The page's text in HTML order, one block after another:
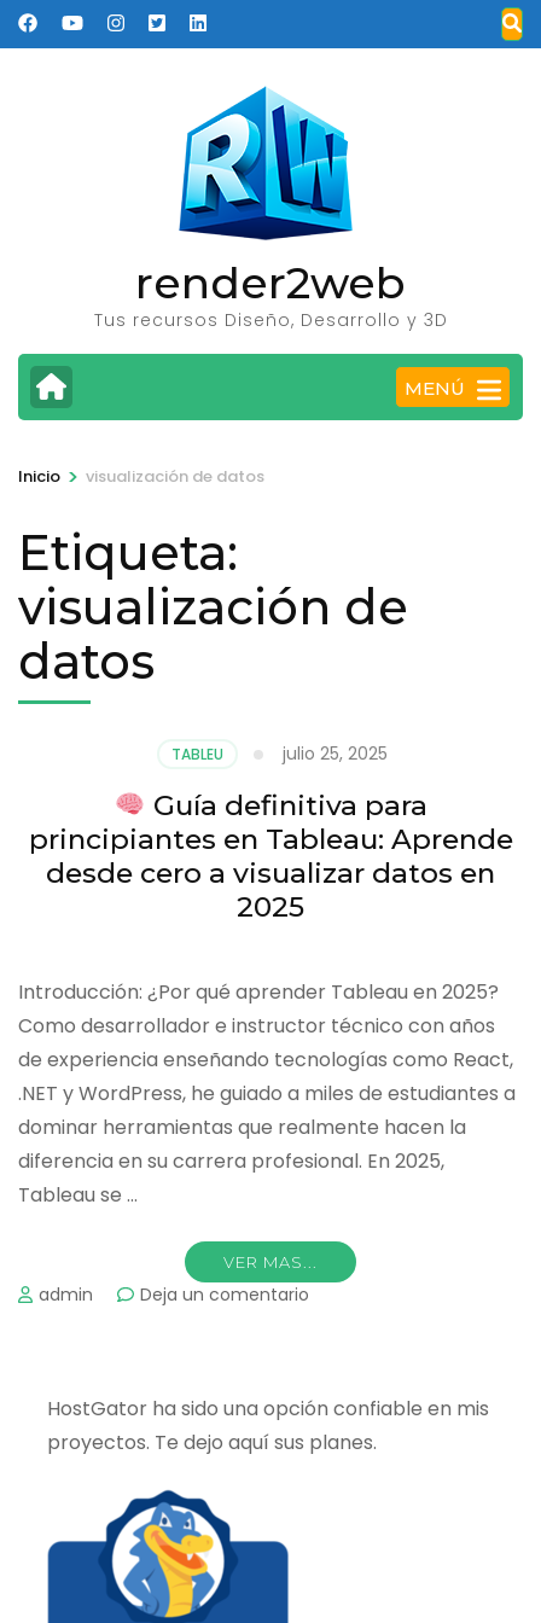
Saltar
al
render2web
Tus recursos Diseño, Desarrollo y 3D
MENÚ
Inicio > visualización de datos
Etiqueta:
visualización de
datos
TABLEU julio 25, 2025
Guía definitiva para
principiantes en Tableau: Aprende
desde cero a visualizar datos en
2025
Introducción: ¿Por qué aprender Tableau en 2025?
Como desarrollador e instructor técnico con años
de experiencia enseñando tecnologías como React,
.NET y WordPress, he guiado a miles de estudiantes a
dominar herramientas que realmente hacen la
diferencia en su carrera profesional. En 2025,
Tableau se …
VER MAS...
admin Deja un comentario
para
principiantes
en
HostGator ha sido una opción confiable en mis
proyectos. Te dejo aquí sus planes.